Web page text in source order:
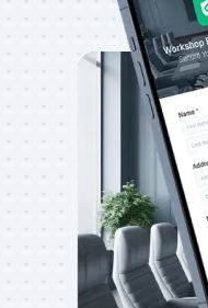
Il
I codici
poter